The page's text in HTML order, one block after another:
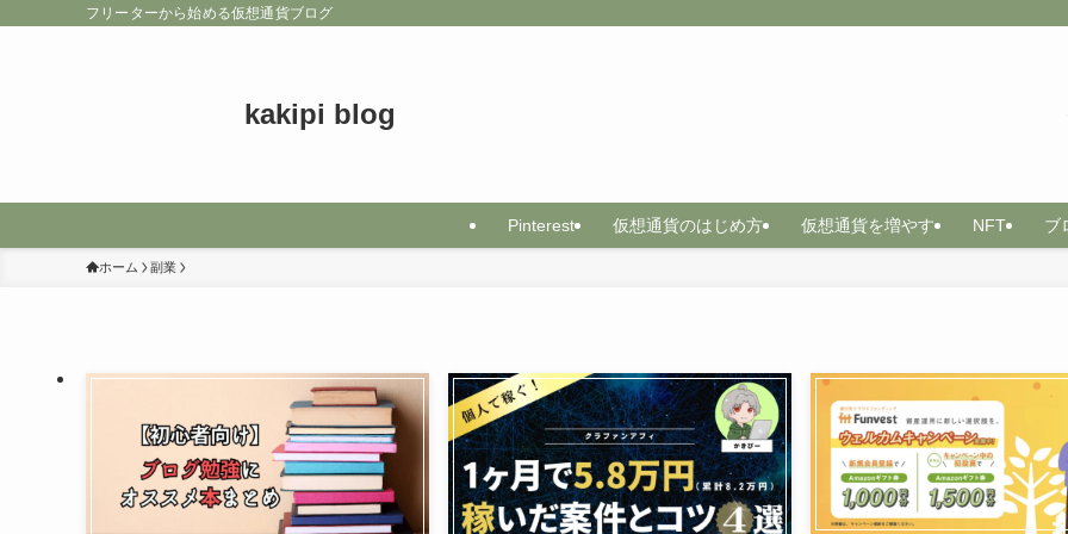
フリーターから始める仮想通貨ブログ
kakipi blog
Pinterest 仮想通貨のはじめ方 仮想通貨を増やす NFT ブ
ホーム 副業